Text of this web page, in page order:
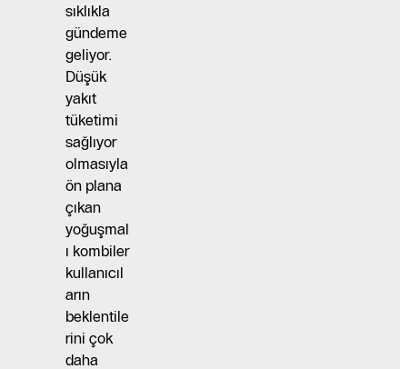
sıklıkla
gündeme
geliyor.
Düşük
yakıt
tüketimi
sağlıyor
olmasıyla
ön plana
çıkan
yoğuşmal
ı kombiler
kullanıcıl
arın
beklentile
rini çok
daha